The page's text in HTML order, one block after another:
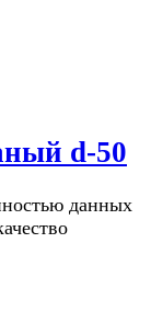
d-50
данных